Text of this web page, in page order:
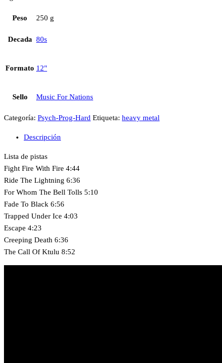
Peso 250 g
Decada 80s
Formato 12"
Sello Music For Nations
Categoría: Psych-Prog-Hard Etiqueta: heavy metal
Descripción
Lista de pistas
Fight Fire With Fire 4:44
Ride The Lightning 6:36
For Whom The Bell Tolls 5:10
Fade To Black 6:56
Trapped Under Ice 4:03
Escape 4:23
Creeping Death 6:36
The Call Of Ktulu 8:52